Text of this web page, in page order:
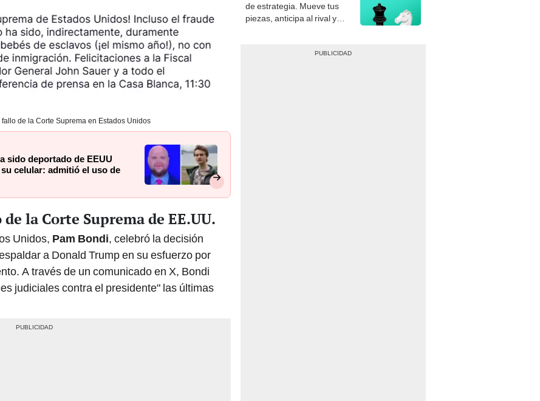
de la Corte Suprema en Estados Unidos
sido deportado de EEUU
celular: admitió el uso de
la Corte Suprema de EE.UU.
Unidos, Pam Bondi, celebró la decisión
a Donald Trump en su esfuerzo por
A través de un comunicado en X, Bondi
judiciales contra el presidente" las últimas
de estrategia. Mueve tus
piezas, anticipa al rival y